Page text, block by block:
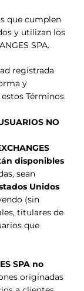
que cumplen
y utilizan los
SPA.
registrada
y
Términos.
NO
disponibles
sean
Unidos
(sin
titulares de
que
SPA no
originadas